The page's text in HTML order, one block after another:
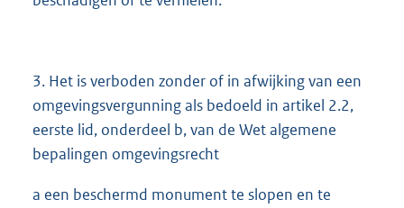
3. Het is verboden zonder of in afwijking van een
omgevingsvergunning als bedoeld in artikel 2.2,
eerste lid, onderdeel b, van de Wet algemene
bepalingen omgevingsrecht
a een beschermd monument te slopen en te